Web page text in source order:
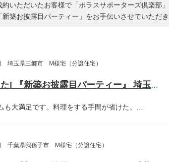
いただいたお客様で「ポラスサポーターズ倶楽部
築お披露目パーティー」をお手伝いさせていただき
埼玉県三郷市 M様宅（分譲住宅）
開催しました! 『新築お披露目パーティー』 埼玉県三郷市 M様宅
も大満足です。料理をする手間が省けた。…
千葉県我孫子市 M様宅（分譲住宅）